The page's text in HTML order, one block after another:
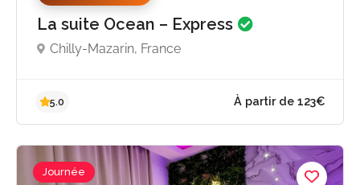
À partir de
La suite Ocean – Express
Chilly-Mazarin, France
Journée